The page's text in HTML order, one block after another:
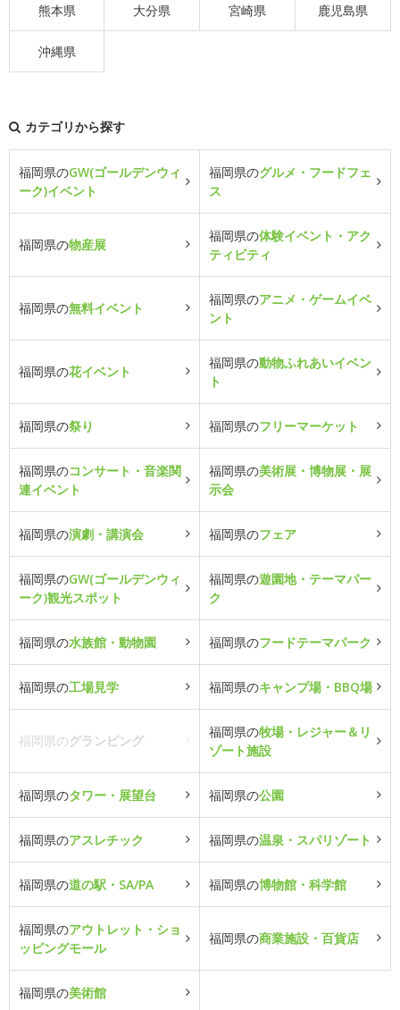
熊本県 大分県 宮崎県 鹿児島県
沖縄県
カテゴリから探す
福岡県のGW(ゴールデンウィ
ーク)イベント
福岡県のグルメ・フードフェ
ス
福岡県の物産展
福岡県の体験イベント・アク
ティビティ
福岡県の無料イベント
福岡県のアニメ・ゲームイベ
ント
福岡県の花イベント
福岡県の動物ふれあいイベン
ト
福岡県の祭り 福岡県のフリーマーケット
福岡県のコンサート・音楽関
連イベント
福岡県の美術展・博物展・展
示会
福岡県の演劇・講演会 福岡県のフェア
福岡県のGW(ゴールデンウィ
ーク)観光スポット
福岡県の遊園地・テーマパー
ク
福岡県の水族館・動物園 福岡県のフードテーマパーク
福岡県の工場見学 福岡県のキャンプ場・BBQ場
福岡県のグランピング
福岡県の牧場・レジャー＆リ
ゾート施設
福岡県のタワー・展望台 福岡県の公園
福岡県のアスレチック 福岡県の温泉・スパリゾート
福岡県の道の駅・SA/PA 福岡県の博物館・科学館
福岡県のアウトレット・ショ
ッピングモール
福岡県の商業施設・百貨店
福岡県の美術館